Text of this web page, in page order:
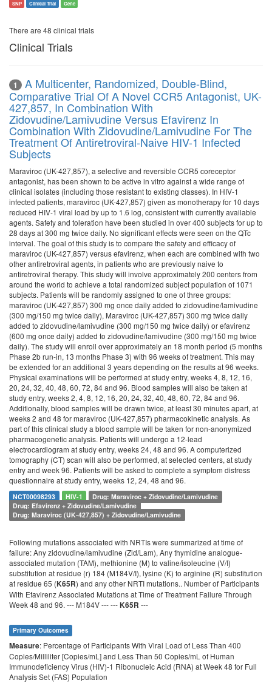
SNP Clinical Trial Gene
There are 48 clinical trials
Clinical Trials
1
A Multicenter, Randomized, Double-Blind,
Comparative Trial Of A Novel CCR5 Antagonist, UK-
427,857, In Combination With
Zidovudine/Lamivudine Versus Efavirenz In
Combination With Zidovudine/Lamivudine For The
Treatment Of Antiretroviral-Naive HIV-1 Infected
Subjects
Maraviroc (UK-427,857), a selective and reversible CCR5 coreceptor
antagonist, has been shown to be active in vitro against a wide range of
clinical isolates (including those resistant to existing classes). In HIV-1
infected patients, maraviroc (UK-427,857) given as monotherapy for 10 days
reduced HIV-1 viral load by up to 1.6 log, consistent with currently available
agents. Safety and toleration have been studied in over 400 subjects for up to
28 days at 300 mg twice daily. No significant effects were seen on the QTc
interval. The goal of this study is to compare the safety and efficacy of
maraviroc (UK-427,857) versus efavirenz, when each are combined with two
other antiretroviral agents, in patients who are previously naive to
antiretroviral therapy. This study will involve approximately 200 centers from
around the world to achieve a total randomized subject population of 1071
subjects. Patients will be randomly assigned to one of three groups:
maraviroc (UK-427,857) 300 mg once daily added to zidovudine/lamivudine
(300 mg/150 mg twice daily), Maraviroc (UK-427,857) 300 mg twice daily
added to zidovudine/lamivudine (300 mg/150 mg twice daily) or efavirenz
(600 mg once daily) added to zidovudine/lamivudine (300 mg/150 mg twice
daily). The study will enroll over approximately an 18 month period (5 months
Phase 2b run-in, 13 months Phase 3) with 96 weeks of treatment. This may
be extended for an additional 3 years depending on the results at 96 weeks.
Physical examinations will be performed at study entry, weeks 4, 8, 12, 16,
20, 24, 32, 40, 48, 60, 72, 84 and 96. Blood samples will also be taken at
study entry, weeks 2, 4, 8, 12, 16, 20, 24, 32, 40, 48, 60, 72, 84 and 96.
Additionally, blood samples will be drawn twice, at least 30 minutes apart, at
weeks 2 and 48 for maraviroc (UK-427,857) pharmacokinetic analysis. As
part of this clinical study a blood sample will be taken for non-anonymized
pharmacogenetic analysis. Patients will undergo a 12-lead
electrocardiogram at study entry, weeks 24, 48 and 96. A computerized
tomography (CT) scan will also be performed, at selected centers, at study
entry and week 96. Patients will be asked to complete a symptom distress
questionnaire at study entry, weeks 12, 24, 48 and 96.
NCT00098293 HIV-1
Drug: Maraviroc + Zidovudine/Lamivudine
Drug: Efavirenz + Zidovudine/Lamivudine
Drug: Maraviroc (UK-427,857) + Zidovudine/Lamivudine
Following mutations associated with NRTIs were summarized at time of
failure: Any zidovudine/lamivudine (Zid/Lam), Any thymidine analogue-
associated mutation (TAM), methionine (M) to valine/isoleucine (V/I)
substitution at residue (r) 184 (M184V/I), lysine (K) to arginine (R) substitution
at residue 65 (K65R) and any other NRTI mutations.. Number of Participants
With Efavirenz Associated Mutations at Time of Treatment Failure Through
Week 48 and 96. --- M184V --- ---K65R ---
Primary Outcomes
Measure: Percentage of Participants With Viral Load of Less Than 400
Copies/Milliliter [Copies/mL] and Less Than 50 Copies/mL of Human
Immunodeficiency Virus (HIV)-1 Ribonucleic Acid (RNA) at Week 48 for Full
Analysis Set (FAS) Population